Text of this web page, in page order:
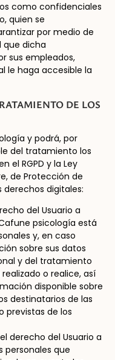
como confidenciales
quien se
por medio de
que dicha
sus empleados,
le haga accesible la
DE LOS
y podrá, por
del tratamiento los
el RGPD y la Ley
de Protección de
derechos digitales:
del Usuario a
psicología está
y, en caso
sobre sus datos
y del tratamiento
o realice, así
disponible sobre
destinatarios de las
previstas de los
el derecho del Usuario a
personales que